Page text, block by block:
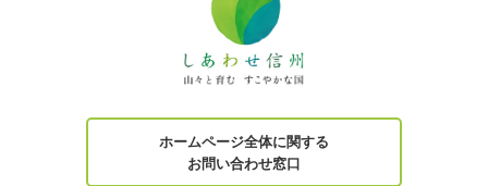
ホームページ全体に関する
お問い合わせ窓口